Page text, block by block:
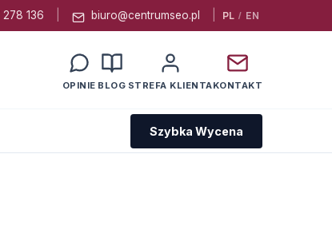
136 biuro@centrumseo.pl PL / EN
OPINIE BLOG STREFA KLIENTAKONTAKT
Szybka Wycena